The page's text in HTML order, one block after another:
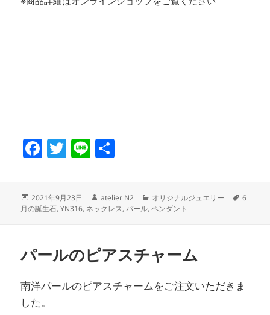
F
e
o
k
T
er
Li
投
稿
2021年9月23日
作
成
atelier N2
カ
テ
オリジナルジュエリー
タ
6
月の誕生石,YN316, ネックレス,パール,ペンダント
パールのピアスチャーム
南洋パールのピアスチャームをご注文いただきま
した。